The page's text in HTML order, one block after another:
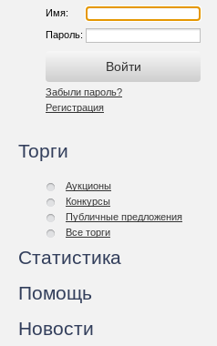
Имя:
Пароль:
Забыли пароль?
Регистрация
Торги
Аукционы
Конкурсы
Публичные предложения
Все торги
Статистика
Помощь
Новости